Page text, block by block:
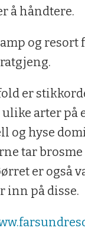
å håndtere.
og
er
arter på
og hyse
tar brosme
er også
inn på disse.